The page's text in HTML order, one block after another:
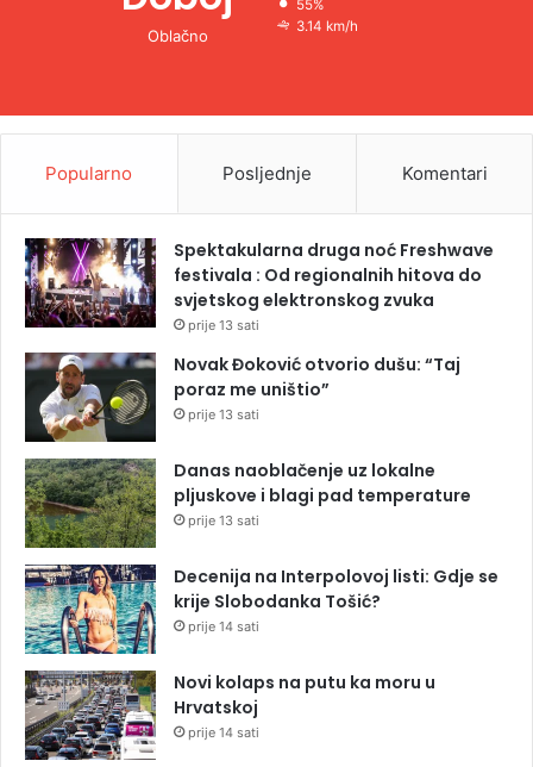
Oblačno
55%
3.14 km/h
Popularno Posljednje Komentari
Spektakularna druga noć Freshwave
festivala : Od regionalnih hitova do
svjetskog elektronskog zvuka
prije 13 sati
Novak Đoković otvorio dušu: “Taj
poraz me uništio”
prije 13 sati
Danas naoblačenje uz lokalne
pljuskove i blagi pad temperature
prije 13 sati
Decenija na Interpolovoj listi: Gdje se
krije Slobodanka Tošić?
prije 14 sati
Novi kolaps na putu ka moru u
Hrvatskoj
prije 14 sati